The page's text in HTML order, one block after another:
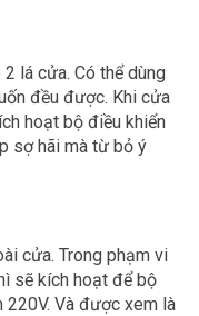
lá cửa. Có thể dùng
đều được. Khi cửa
hoạt bộ điều khiển
sợ hãi mà từ bỏ ý
cửa. Trong phạm vi
sẽ kích hoạt để bộ
220V. Và được xem là